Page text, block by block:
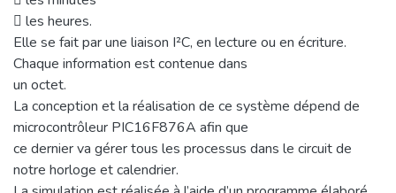
 les heures.
Elle se fait par une liaison I²C, en lecture ou en écriture.
Chaque information est contenue dans
un octet.
La conception et la réalisation de ce système dépend de
microcontrôleur PIC16F876A afin que
ce dernier va gérer tous les processus dans le circuit de
notre horloge et calendrier.